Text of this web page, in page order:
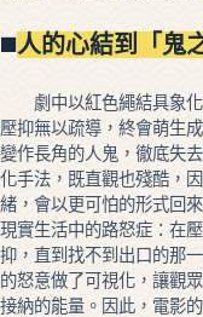
◼️人的心結到「鬼
劇中以紅色繩結具象化
壓抑無以疏導，終會萌生
變作長角的人鬼，徹底失
化手法，既直觀也殘酷，
緒，會以更可怕的形式回
現實生活中的路怒症：在
抑，直到找不到出口的那
的怒意做了可視化，讓觀
接納的能量。因此，電影